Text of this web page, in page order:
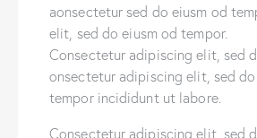
aonsectetur sed do eiusm od
elit, sed do eiusm od tempor.
Consectetur adipiscing elit, sed
onsectetur adipiscing elit, sed
tempor incididunt ut labore.
Consectetur adipiscing elit, sed